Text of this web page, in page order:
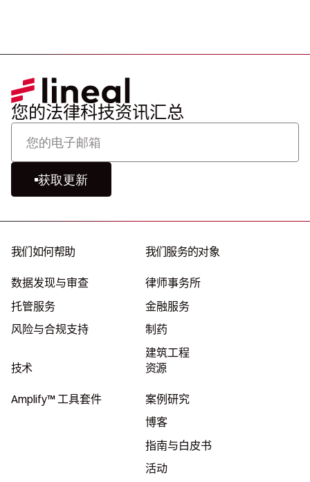
您的法律科技资讯汇总
获取更新
我们如何帮助
数据发现与审查
托管服务
风险与合规支持
我们服务的对象
律师事务所
金融服务
制药
建筑工程
技术
Amplify™ 工具套件
资源
案例研究
博客
指南与白皮书
活动